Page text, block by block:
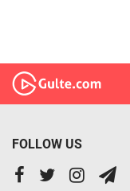
FOLLOW US